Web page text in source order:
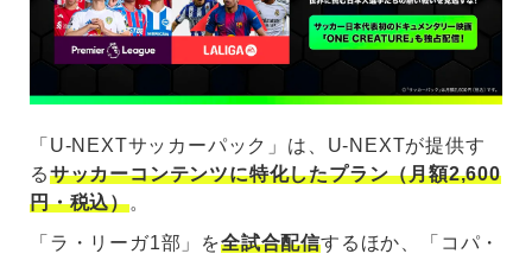
「U-NEXTサッカーパック」は、U-NEXTが提供す
るサッカーコンテンツに特化したプラン（月額2,600
円・税込）。
「ラ・リーガ1部」を全試合配信するほか、「コパ・